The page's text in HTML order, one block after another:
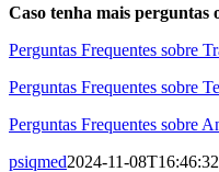
Caso tenha mais perguntas
Perguntas Frequentes sobre
Perguntas Frequentes sobre
Perguntas Frequentes sobre
psiqmed2024-11-